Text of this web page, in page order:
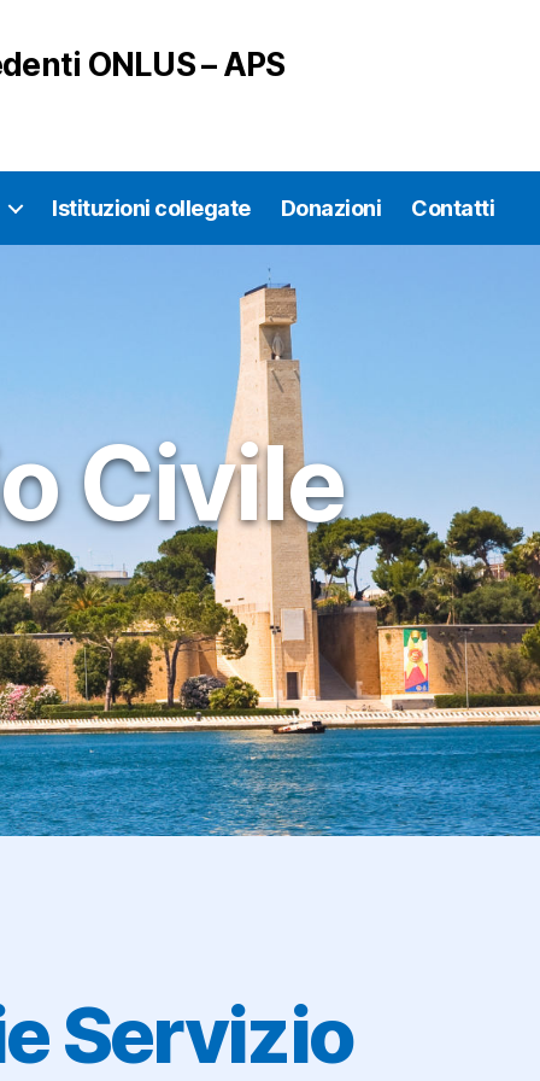
ONLUS – APS
Istituzioni collegate Donazioni Contatti
Civile
Servizio